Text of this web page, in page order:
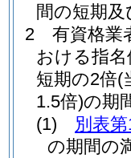
間の短期
2
有資格業
おける指
短期の2倍(
1.5倍)の期
(1)
別表
の期間の